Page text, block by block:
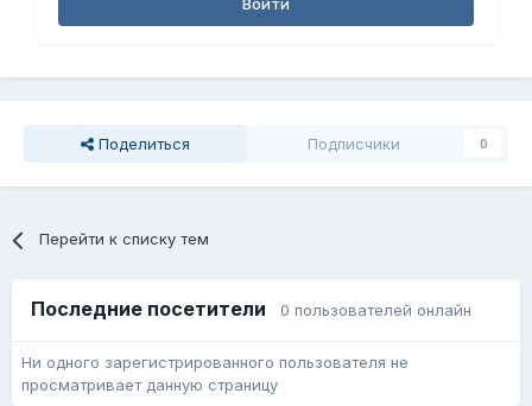
Войти
Поделиться Подписчики 0
Перейти к списку тем
Последние посетители 0 пользователей онлайн
Ни одного зарегистрированного пользователя не
просматривает данную страницу